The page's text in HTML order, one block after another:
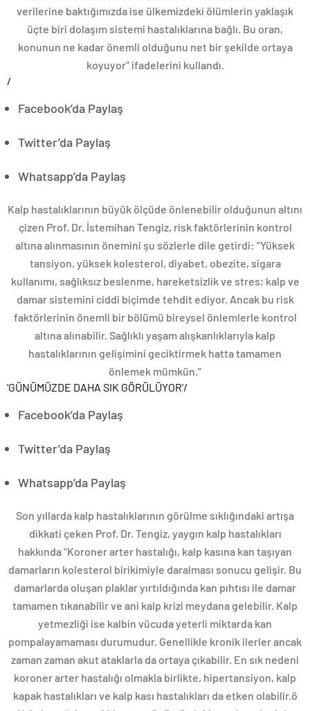
verilerine baktığımızda ise ülkemizdeki ölümlerin yaklaşık
üçte biri dolaşım sistemi hastalıklarına bağlı. Bu oran,
konunun ne kadar önemli olduğunu net bir şekilde ortaya
koyuyor” ifadelerini kullandı.
/
Facebook’da Paylaş
Twitter’da Paylaş
Whatsapp’da Paylaş
Kalp hastalıklarının büyük ölçüde önlenebilir olduğunun altını
çizen Prof. Dr. İstemihan Tengiz, risk faktörlerinin kontrol
altına alınmasının önemini şu sözlerle dile getirdi: “Yüksek
tansiyon, yüksek kolesterol, diyabet, obezite, sigara
kullanımı, sağlıksız beslenme, hareketsizlik ve stres; kalp ve
damar sistemini ciddi biçimde tehdit ediyor. Ancak bu risk
faktörlerinin önemli bir bölümü bireysel önlemlerle kontrol
altına alınabilir. Sağlıklı yaşam alışkanlıklarıyla kalp
hastalıklarının gelişimini geciktirmek hatta tamamen
önlemek mümkün.”
‘GÜNÜMÜZDE DAHA SIK GÖRÜLÜYOR’/
Facebook’da Paylaş
Twitter’da Paylaş
Whatsapp’da Paylaş
Son yıllarda kalp hastalıklarının görülme sıklığındaki artışa
dikkati çeken Prof. Dr. Tengiz, yaygın kalp hastalıkları
hakkında “Koroner arter hastalığı, kalp kasına kan taşıyan
damarların kolesterol birikimiyle daralması sonucu gelişir. Bu
damarlarda oluşan plaklar yırtıldığında kan pıhtısı ile damar
tamamen tıkanabilir ve ani kalp krizi meydana gelebilir. Kalp
yetmezliği ise kalbin vücuda yeterli miktarda kan
pompalayamaması durumudur. Genellikle kronik ilerler ancak
zaman zaman akut ataklarla da ortaya çıkabilir. En sık nedeni
koroner arter hastalığı olmakla birlikte, hipertansiyon, kalp
kapak hastalıkları ve kalp kası hastalıkları da etken olabilir.ö